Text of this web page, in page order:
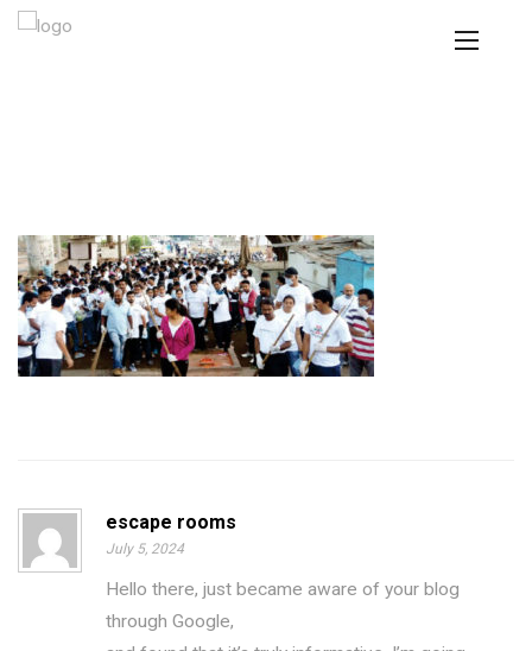
escape rooms
July 5, 2024
Hello there, just became aware of your blog
through Google,